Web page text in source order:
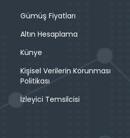
Gümüş Fiyatları
Altın Hesaplama
Künye
Kişisel Verilerin Korunması
Politikası
İzleyici Temsilcisi